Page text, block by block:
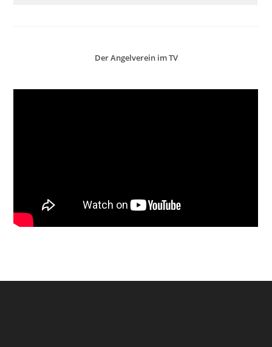
Der Angelverein im TV